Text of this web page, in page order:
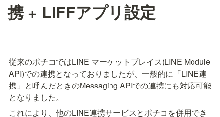
携 + LIFFアプリ設定
従来のポチコではLINE マーケットプレイス(LINE Module
API)での連携となっておりましたが、一般的に「LINE連
携」と呼んだときのMessaging APIでの連携にも対応可能
となりました。
これにより、他のLINE連携サービスとポチコを併用でき